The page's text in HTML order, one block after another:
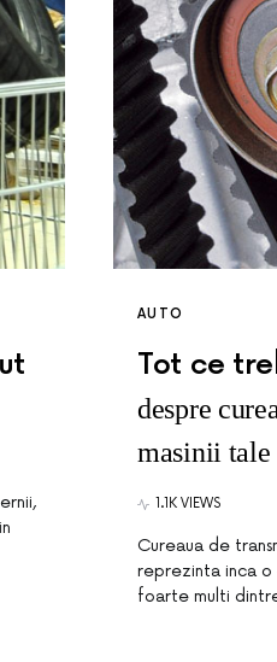
AUTO
Tot ce
despre
masinii tale
1.1K VIEWS
Cureaua de
reprezinta inca o
foarte multi